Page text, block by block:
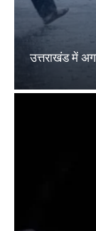
उत्तराखंड में